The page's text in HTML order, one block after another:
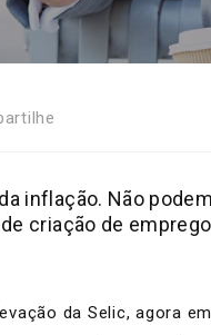
inflação. Não
criação de
da Selic, agora